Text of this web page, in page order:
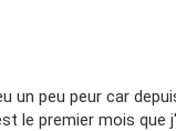
un peu peur car
le premier mois que